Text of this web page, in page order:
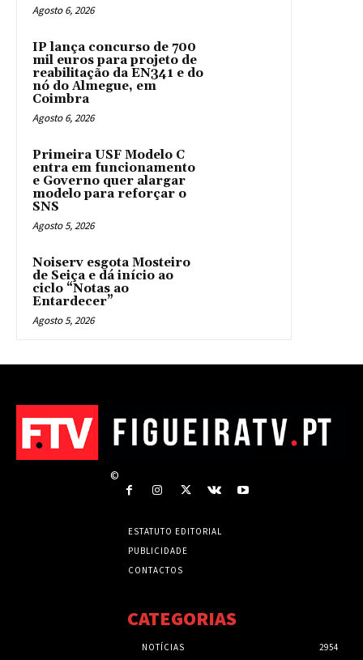
Agosto 6, 2026
IP lança concurso de 700
mil euros para projeto de
reabilitação da EN341 e do
nó do Almegue, em
Coimbra
Agosto 6, 2026
Primeira USF Modelo C
entra em funcionamento
e Governo quer alargar
modelo para reforçar o
SNS
Agosto 5, 2026
Noiserv esgota Mosteiro
de Seiça e dá início ao
ciclo “Notas ao
Entardecer”
Agosto 5, 2026
©
ESTATUTO EDITORIAL
PUBLICIDADE
CONTACTOS
CATEGORIAS
NOTÍCIAS 2954